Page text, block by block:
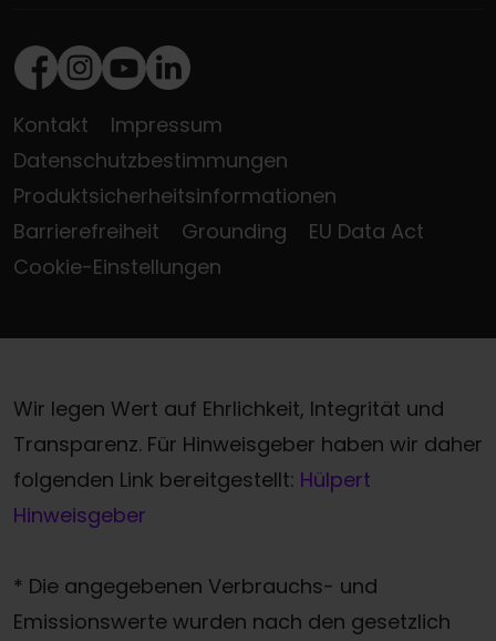
Facebook
Instagram
Youtube
LinkedIn
Kontakt
Impressum
Datenschutzbestimmungen
Produktsicherheitsinformationen
Barrierefreiheit
Grounding
EU Data Act
Cookie-Einstellungen
Wir legen Wert auf Ehrlichkeit, Integrität und
Transparenz. Für Hinweisgeber haben wir daher
folgenden Link bereitgestellt: Hülpert
Hinweisgeber
* Die angegebenen Verbrauchs- und
Emissionswerte wurden nach den gesetzlich